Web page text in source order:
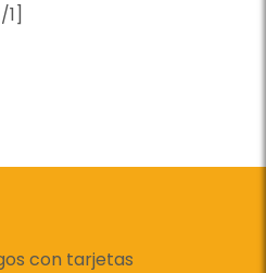
1]
con tarjetas